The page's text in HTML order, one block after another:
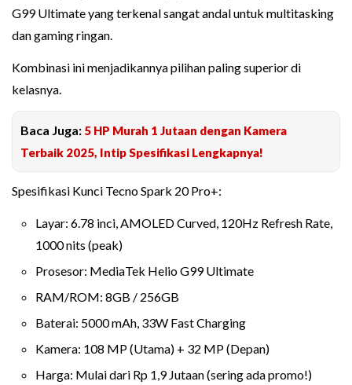
G99 Ultimate yang terkenal sangat andal untuk multitasking
dan gaming ringan.
Kombinasi ini menjadikannya pilihan paling superior di
kelasnya.
Baca Juga: 5 HP Murah 1 Jutaan dengan Kamera
Terbaik 2025, Intip Spesifikasi Lengkapnya!
Spesifikasi Kunci Tecno Spark 20 Pro+:
Layar: 6.78 inci, AMOLED Curved, 120Hz Refresh Rate,
1000 nits (peak)
Prosesor: MediaTek Helio G99 Ultimate
RAM/ROM: 8GB / 256GB
Baterai: 5000 mAh, 33W Fast Charging
Kamera: 108 MP (Utama) + 32 MP (Depan)
Harga: Mulai dari Rp 1,9 Jutaan (sering ada promo!)